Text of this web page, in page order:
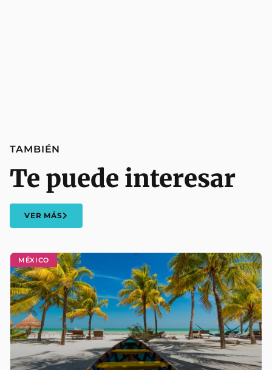
MÉXICO
TAMBIÉN
Te puede interesar
VER MÁS